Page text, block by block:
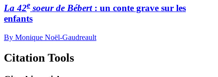
La 42e soeur de Bébert: un conte grave sur les
enfants
By Monique Noël-Gaudreault
Citation Tools